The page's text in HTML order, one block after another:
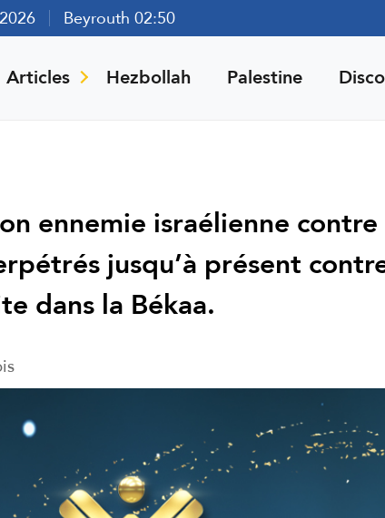
Beyrouth 02:50
Articles Hezbollah Palestine
ennemie israélienne
jusqu’à présent
dans la Békaa.